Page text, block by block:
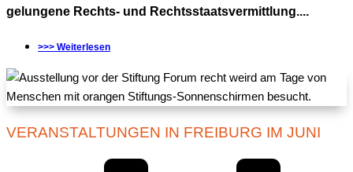
gelungene Rechts- und Rechtsstaatsvermittlung....
>>> Weiterlesen
VERANSTALTUNGEN IN FREIBURG IM JUNI